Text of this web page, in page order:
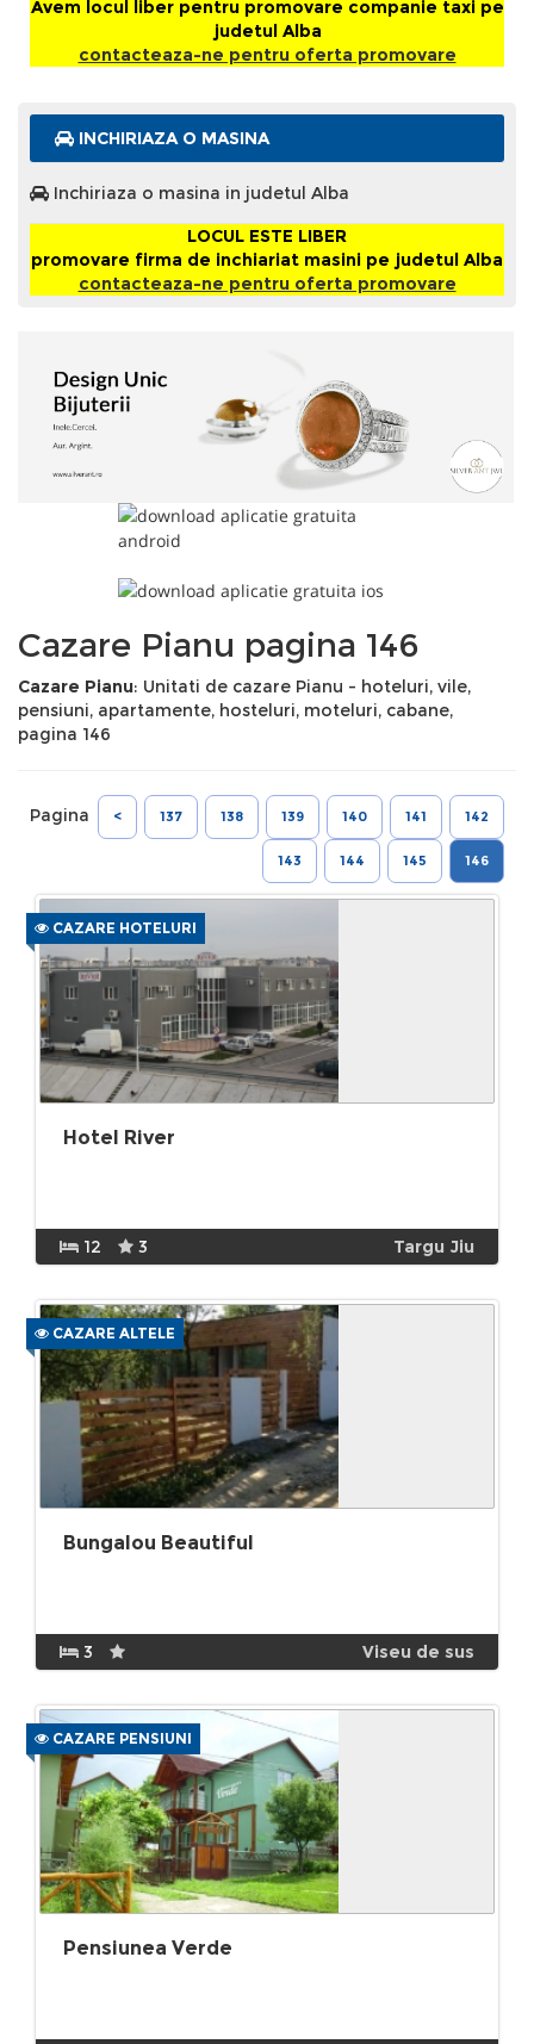
Avem locul liber pentru promovare companie taxi pe
judetul Alba
contacteaza-ne pentru oferta promovare
INCHIRIAZA O MASINA
Inchiriaza o masina in judetul Alba
LOCUL ESTE LIBER
promovare firma de inchiariat masini pe judetul Alba
contacteaza-ne pentru oferta promovare
Cazare Pianu pagina 146
Cazare Pianu: Unitati de cazare Pianu - hoteluri, vile,
pensiuni, apartamente, hosteluri, moteluri, cabane,
pagina 146
Pagina < 137 138 139 140 141 142
143 144 145 146
CAZARE HOTELURI
Hotel River
12 3 Targu Jiu
CAZARE ALTELE
Bungalou Beautiful
3 Viseu de sus
CAZARE PENSIUNI
Pensiunea Verde